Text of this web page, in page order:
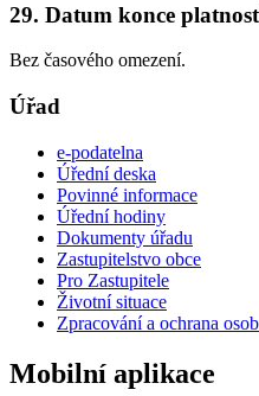
29. Datum konce
Bez časového omezení.
Úřad
e-podatelna
Úřední deska
Povinné informace
Úřední hodiny
Dokumenty úřadu
Zastupitelstvo obce
Pro Zastupitele
Životní situace
Zpracování a ochrana
Mobilní aplikace